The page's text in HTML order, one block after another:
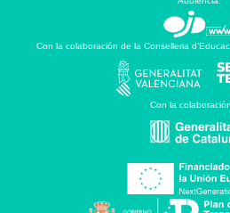
Con la colaboración de la Conselleria
Con la